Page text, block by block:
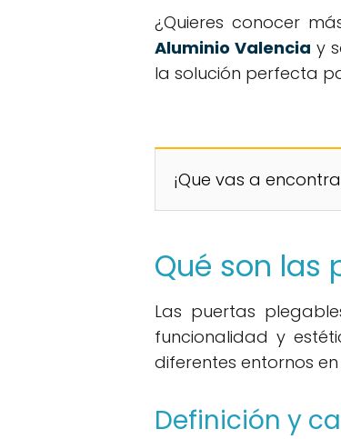
¿Quieres conocer
Aluminio Valencia y
la solución perfecta
¡Que vas a
Qué son las
Las puertas
funcionalidad y
diferentes entornos
Definición y